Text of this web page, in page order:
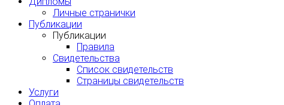
Личные странички
Публикации
Публикации
Правила
Свидетельства
Список свидетельств
Страницы свидетельств
Услуги